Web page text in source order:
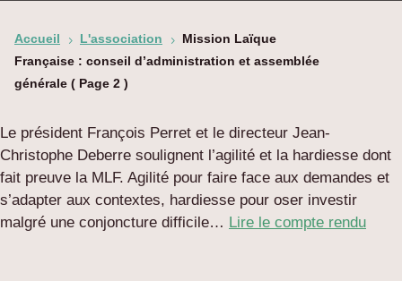
Accueil 5 L'association 5
Mission Laïque
Française : conseil d’administration et assemblée
générale ( Page 2 )
Le président François Perret et le directeur Jean-
Christophe Deberre soulignent l’agilité et la hardiesse dont
fait preuve la MLF. Agilité pour faire face aux demandes et
s’adapter aux contextes, hardiesse pour oser investir
malgré une conjoncture difficile… Lire le compte rendu